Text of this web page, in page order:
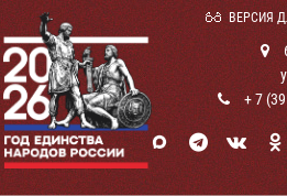
ВЕРСИЯ
+ 7